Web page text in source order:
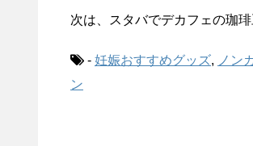
次は、スタバでデカフェの珈
- 妊娠おすすめグッズ, ノン
ン